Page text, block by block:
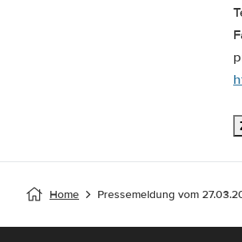
Home Pressemeldung vom